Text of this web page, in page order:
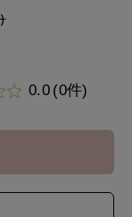
0.0 (0件)